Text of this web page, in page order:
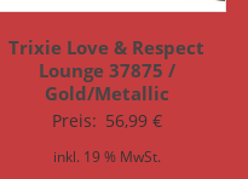
Trixie Love & Respect
Lounge 37875 /
Gold/Metallic
Preis: 56,99 €
inkl. 19 % MwSt.